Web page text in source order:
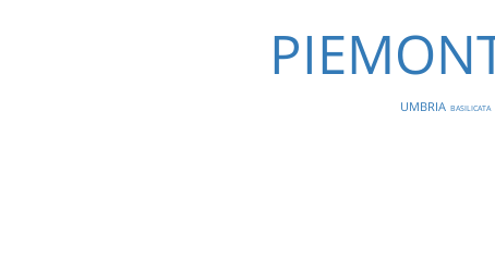
UMBRIA BASILICATA